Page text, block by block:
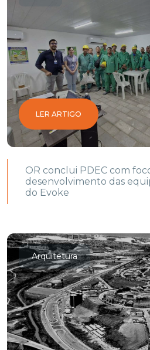
LER ARTIGO
OR conclui PDEC com
desenvolvimento das
do Evoke
Arquitetura